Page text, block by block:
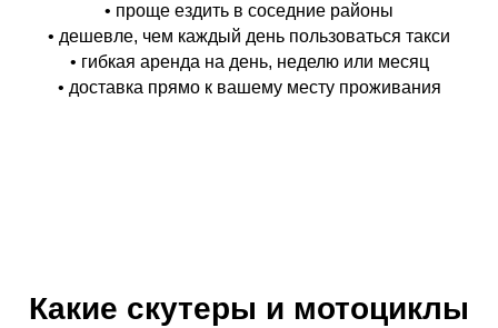
• проще ездить в соседние районы
• дешевле, чем каждый день пользоваться такси
• гибкая аренда на день, неделю или месяц
• доставка прямо к вашему месту проживания
Какие скутеры и мотоциклы